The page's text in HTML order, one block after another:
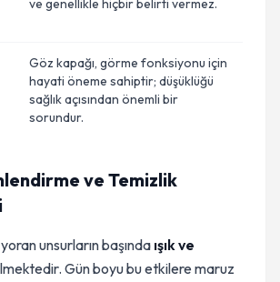
ve genellikle hiçbir belirti vermez.
Göz kapağı, görme fonksiyonu için
hayati öneme sahiptir; düşüklüğü
sağlık açısından önemli bir
sorundur.
ve Temizlik
unsurların başında ışık ve
Gün boyu bu etkilere maruz